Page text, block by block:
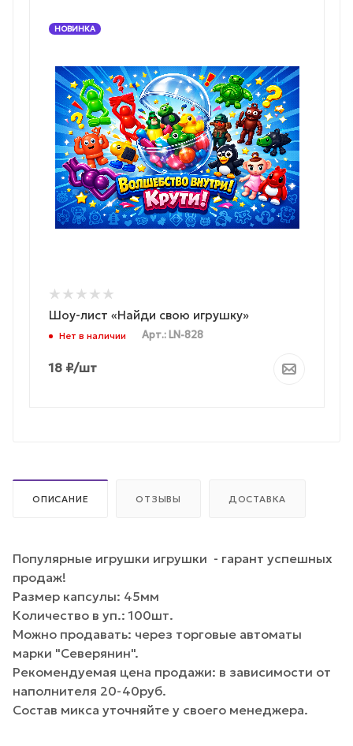
НОВИНКА
Шоу-лист «Найди свою игрушку»
Нет в наличии Арт.: LN-828
18 ₽/шт
ОПИСАНИЕ ОТЗЫВЫ ДОСТАВКА
Популярные игрушки игрушки - гарант успешных
продаж!
Размер капсулы: 45мм
Количество в уп.: 100шт.
Можно продавать: через торговые автоматы
марки "Северянин".
Рекомендуемая цена продажи: в зависимости от
наполнителя 20-40руб.
Состав микса уточняйте у своего менеджера.